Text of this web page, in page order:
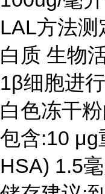
LAL方法
白质 生物
1β细胞进
白色冻干
包含:10 μg
HSA) 1.5